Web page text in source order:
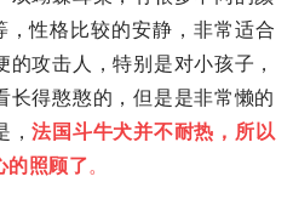
，性格比较的安静，非常适合
攻击人，特别是对小孩子，
长得憨憨的，但是是非常懒的
，法国斗牛犬并不耐热，所以
的照顾了。